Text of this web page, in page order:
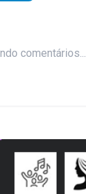
comentários...